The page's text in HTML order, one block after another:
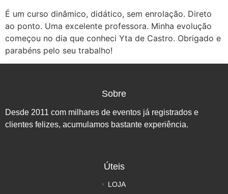
É um curso dinâmico, didático, sem enrolação. Direto
ao ponto. Uma excelente professora. Minha evolução
começou no dia que conheci Yta de Castro. Obrigado e
parabéns pelo seu trabalho!
Sobre
Desde 2011 com milhares de eventos já registrados e
clientes felizes, acumulamos bastante experiência.
Úteis
LOJA